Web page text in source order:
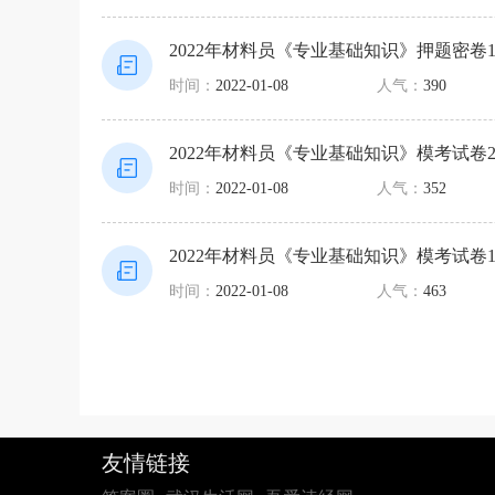
2022年材料员《专业基础知识》押题密卷1
时间： 2022-01-08 人气： 390
2022年材料员《专业基础知识》模考试卷2
时间： 2022-01-08 人气： 352
2022年材料员《专业基础知识》模考试卷1
时间： 2022-01-08 人气： 463
友情链接